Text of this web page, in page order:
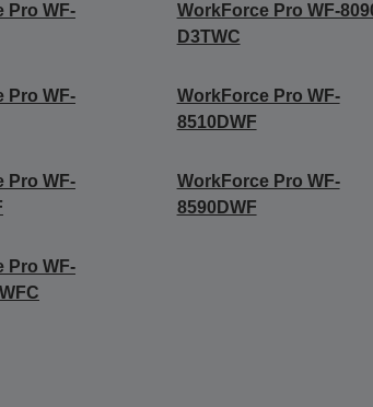
Pro WF-
WorkForce Pro WF-
D3TWC
Pro WF-
WorkForce Pro WF-
8510DWF
Pro WF-
WorkForce Pro WF-
8590DWF
Pro WF-